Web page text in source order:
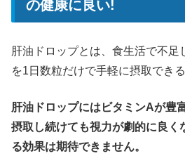
の健康に良い!
肝油ドロップとは、食生活で不足
を1日数粒だけで手軽に摂取できる
肝油ドロップにはビタミンAが豊
摂取し続けても視力が劇的に良く
る効果は期待できません。